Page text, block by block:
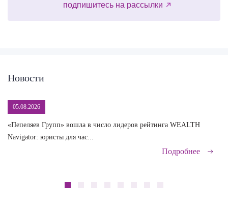
подпишитесь на рассылки
Новости
05.08.2026
«Пепеляев Групп» вошла в число лидеров рейтинга WEALTH
Navigator: юристы для час...
Подробнее